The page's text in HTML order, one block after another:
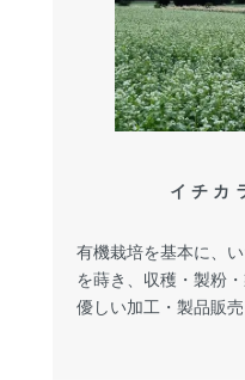
イチカ
有機栽培を基本に、
を蒔き、収穫・製粉
優しい加工・製品販売